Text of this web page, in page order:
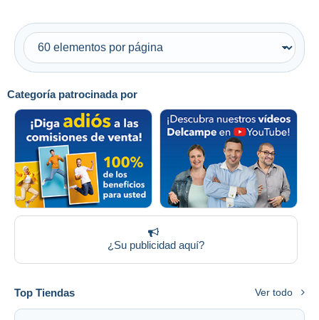
Categoría patrocinada por
¿Su publicidad aquí?
Top Tiendas Ver todo